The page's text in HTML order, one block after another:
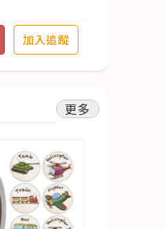
加入追蹤
更多